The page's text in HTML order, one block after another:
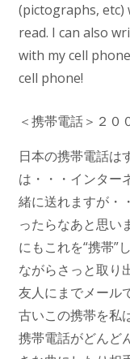
(pictographs, etc)
read. I can also
with my cell
cell phone!
＜携帯電話＞２０
日本の携帯電話は
は・・・インター
緒に送れますが・
ったらなあと思い
にもこれを“携帯”
ながらさっと取り
友人にまでメール
古いこの携帯を私
携帯電話がどんど